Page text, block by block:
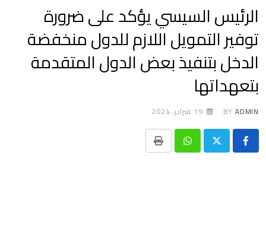
الرئيس السيسي يؤكد على ضرورة
توفير التمويل اللازم للدول منخفضة
الدخل بتنفيذ بعض الدول المتقدمة
بتعهداتها
BY ADMIN 19 فبراير، 2024
Whatsapp
Print